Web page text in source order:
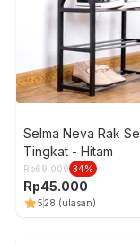
Selma Neva Rak
Tingkat - Hitam
Rp69.000 34%
Rp45.000
528 (ulasan)